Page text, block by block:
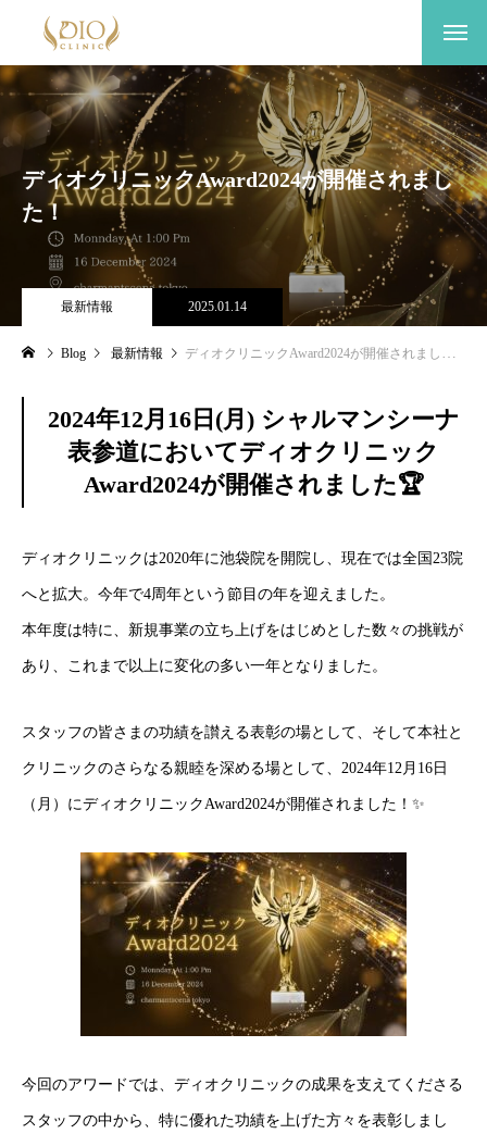
ディオクリニックAward2024が開催されまし
た！
最新情報 2025.01.14
Blog 最新情報 ディオクリニックAward2024が開催されました！
2024年12月16日(月) シャルマンシーナ
表参道においてディオクリニック
Award2024が開催されました🏆
ディオクリニックは2020年に池袋院を開院し、現在では全国23院
へと拡大。今年で4周年という節目の年を迎えました。
本年度は特に、新規事業の立ち上げをはじめとした数々の挑戦が
あり、これまで以上に変化の多い一年となりました。
スタッフの皆さまの功績を讃える表彰の場として、そして本社と
クリニックのさらなる親睦を深める場として、2024年12月16日
（月）にディオクリニックAward2024が開催されました！ ✨
今回のアワードでは、ディオクリニックの成果を支えてくださる
スタッフの中から、特に優れた功績を上げた方々を表彰しまし